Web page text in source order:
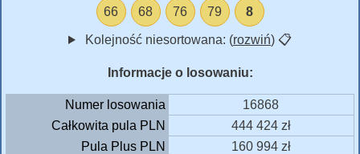
66 68 76 79 8
Kolejność niesortowana: (rozwiń) 📋
Informacje o losowaniu:
Numer losowania
16868
Całkowita pula PLN
444 424 zł
Pula Plus PLN
160 994 zł